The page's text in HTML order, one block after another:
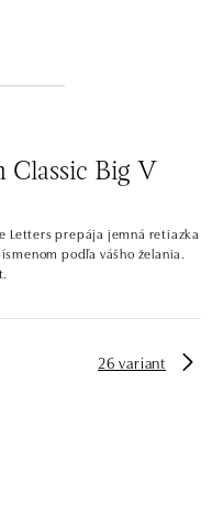
Classic Big V
Letters prepája jemná retiazka
podľa vášho želania.
26 variant